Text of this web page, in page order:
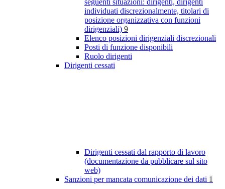
seguenti situazioni: dirigenti, dirigenti
individuati discrezionalmente, titolari di
posizione organizzativa con funzioni
dirigenziali) 9
Elenco posizioni dirigenziali discrezionali
Posti di funzione disponibili
Ruolo dirigenti
Dirigenti cessati
Dirigenti cessati dal rapporto di lavoro
(documentazione da pubblicare sul sito
web)
Sanzioni per mancata comunicazione dei dati 1